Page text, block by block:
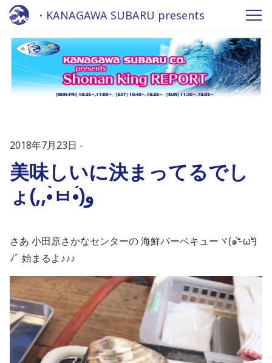
・KANAGAWA SUBARU presents
Shonan King REPORT - Fm yokohama
84.7
2018年7月23日
美味しいに決まってるでし
ょ(,,•̀ㅂ•́)و
さあ 小田原さかなセンターの 海鮮バーベキューヾ(๑⁼̴̀ ω⁼̴́)
ﾉﾞ 始まるよ♪♪♪